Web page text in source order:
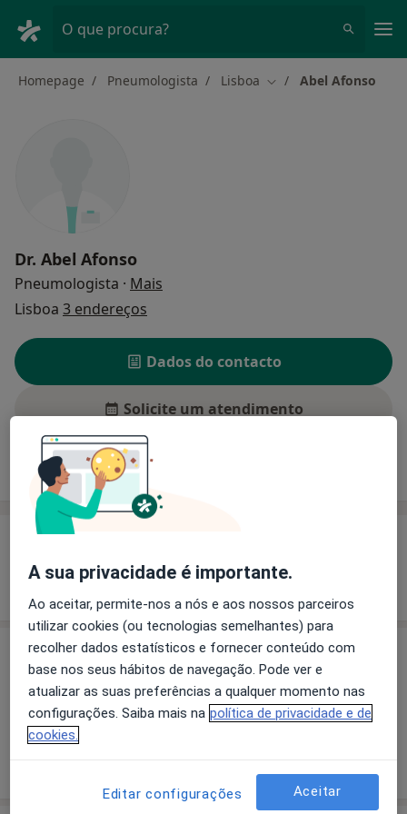
O que procura?
Homepage Pneumologista Lisboa Mudar de cidade
Abel Afonso
Dr. Abel Afonso
Pneumologista · Mais
Lisboa 3 endereços
Dados do contacto
Solicite um atendimento
Experiência
Experiência
Mostrar mais detalhes
Preços
Sem informação sobre serviços e preços
Este especialista ainda não adicionou nenhuma
A sua privacidade é importante.
Ao aceitar, permite-nos a nós e aos nossos parceiros
utilizar cookies (ou tecnologias semelhantes) para
recolher dados estatísticos e fornecer conteúdo com
base nos seus hábitos de navegação. Pode ver e
atualizar as suas preferências a qualquer momento nas
configurações. Saiba mais na política de privacidade e de
cookies.
Editar configurações Aceitar